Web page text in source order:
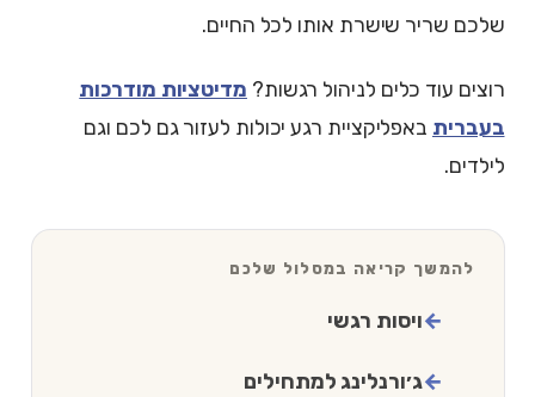
שלכם שריר שישרת אותו לכל החיים.
רוצים עוד כלים לניהול רגשות? מדיטציות מודרכות
בעברית באפליקציית רגע יכולות לעזור גם לכם וגם
לילדים.
להמשך קריאה במסלול שלכם
ויסות רגשי
ג׳ורנלינג למתחילים